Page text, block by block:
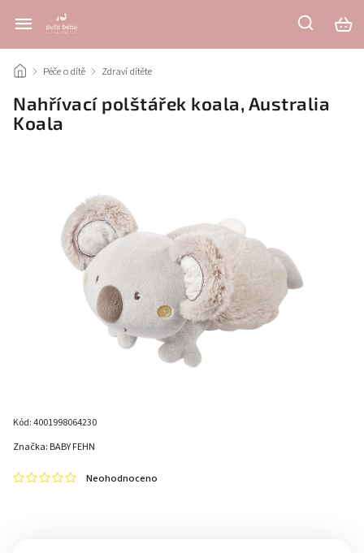
/ Péče o dítě / Zdraví dítěte
Nahřívací polštářek koala, Australia
Koala
Kód:4001998064230
Neohodnoceno
Značka: BABY FEHN